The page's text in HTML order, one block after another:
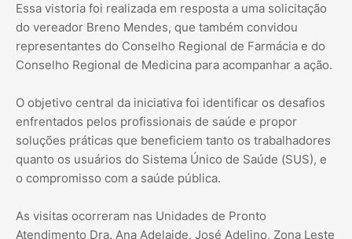
Essa vistoria foi realizada em resposta a uma solicitação
do vereador Breno Mendes, que também convidou
representantes do Conselho Regional de Farmácia e do
Conselho Regional de Medicina para acompanhar a ação.
O objetivo central da iniciativa foi identificar os desafios
enfrentados pelos profissionais de saúde e propor
soluções práticas que beneficiem tanto os trabalhadores
quanto os usuários do Sistema Único de Saúde (SUS), e
o compromisso com a saúde pública.
As visitas ocorreram nas Unidades de Pronto
Atendimento Dra. Ana Adelaide, José Adelino, Zona Leste